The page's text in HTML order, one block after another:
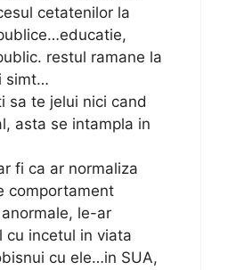
cetatenilor la
restul ramane la
simt…
sa te jelui nici cand
asta se intampla in
fi ca ar normaliza
comportament
le-ar
cu incetul in viata
cu ele…in SUA,